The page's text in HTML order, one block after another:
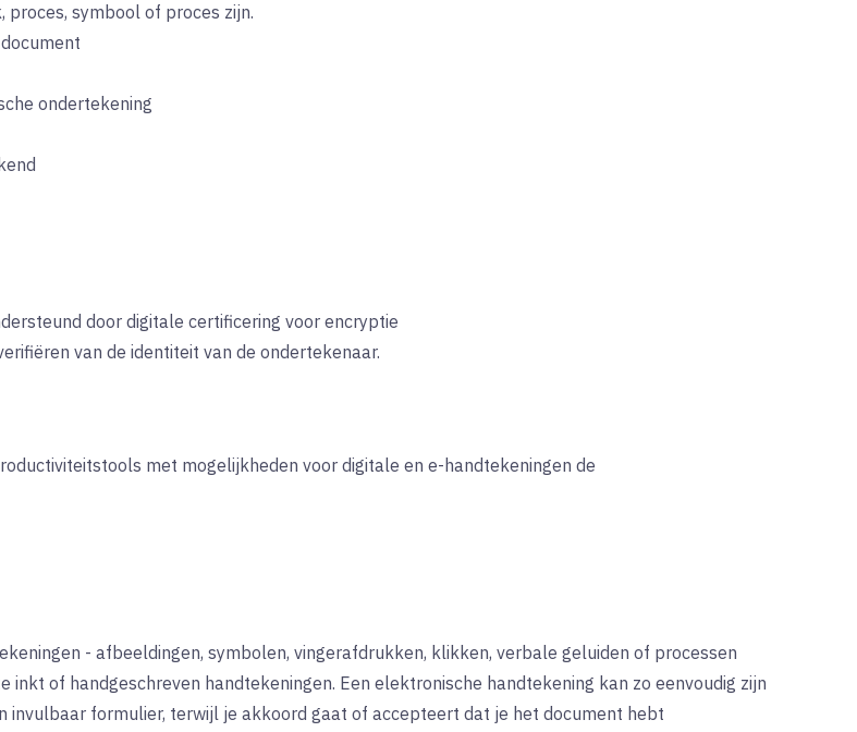
proces, symbool of proces zijn.
ondertekening
door digitale certificering voor encryptie
van de identiteit van de ondertekenaar.
met mogelijkheden voor digitale en e-handtekeningen de
- afbeeldingen, symbolen, vingerafdrukken, klikken, verbale geluiden of processen
of handgeschreven handtekeningen. Een elektronische handtekening kan zo eenvoudig zijn
invulbaar formulier, terwijl je akkoord gaat of accepteert dat je het document hebt